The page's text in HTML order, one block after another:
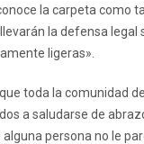
la carpeta como
la defensa legal
ligeras».
toda la comunidad
a saludarse de
persona no le